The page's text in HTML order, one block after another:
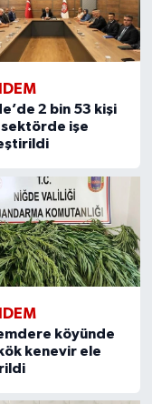
2 bin 53 kişi
işe
köyünde
kenevir ele